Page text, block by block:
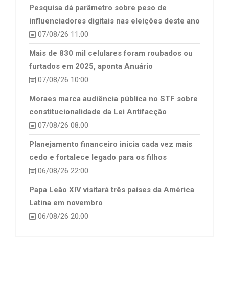
Pesquisa dá parâmetro sobre peso de
influenciadores digitais nas eleições deste ano
07/08/26 11:00
Mais de 830 mil celulares foram roubados ou
furtados em 2025, aponta Anuário
07/08/26 10:00
Moraes marca audiência pública no STF sobre
constitucionalidade da Lei Antifacção
07/08/26 08:00
Planejamento financeiro inicia cada vez mais
cedo e fortalece legado para os filhos
06/08/26 22:00
Papa Leão XIV visitará três países da América
Latina em novembro
06/08/26 20:00